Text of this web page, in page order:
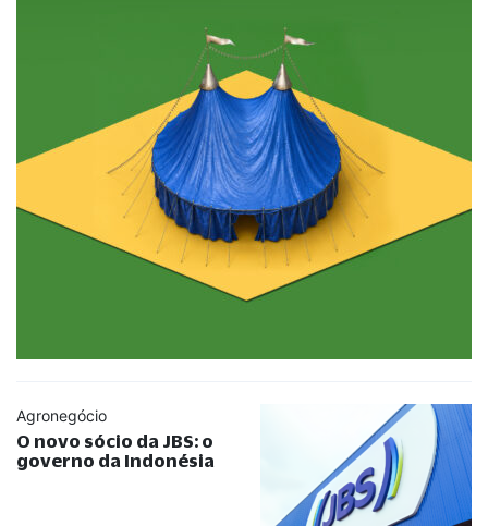
Agronegócio
O novo sócio da JBS: o
governo da Indonésia